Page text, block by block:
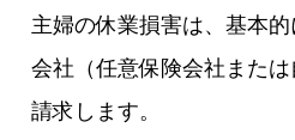
主婦の休業損害は、基本
会社（任意保険会社また
請求します。